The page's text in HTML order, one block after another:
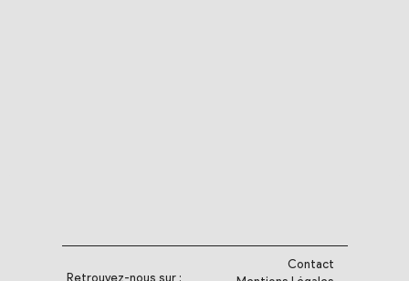
Retrouvez-nous sur :
Contact